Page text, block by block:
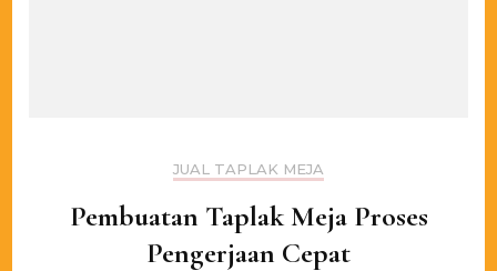
JUAL TAPLAK MEJA
Pembuatan Taplak Meja Proses
Pengerjaan Cepat